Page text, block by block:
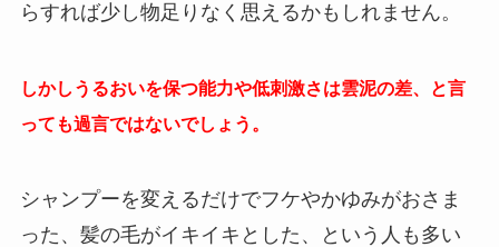
らすれば少し物足りなく思えるかもしれません。
しかしうるおいを保つ能力や低刺激さは雲泥の差、と言
っても過言ではないでしょう。
シャンプーを変えるだけでフケやかゆみがおさま
った、髪の毛がイキイキとした、という人も多い